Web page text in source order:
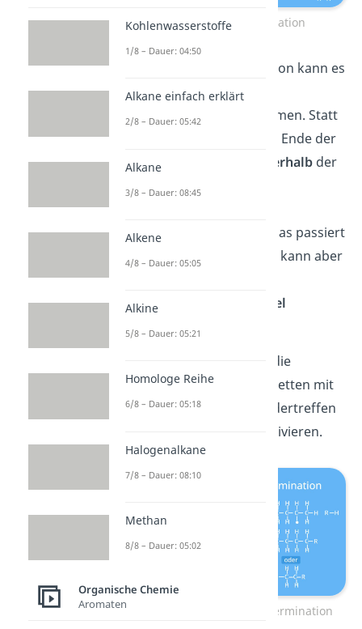
Invitation und Propagation
Im Verlaufe der Propagation kann es
zum dritten Schritt, der
Kettenübertragung
kommen. Statt
an das aktive Zentrum am Ende der
Kette zu binden, wird
innerhalb der
Kette ein aktives Zentrum
Verzweigungen kommt. Das passiert
häufig als Nebenreaktion, kann aber
Kettenübertragungsmittel
herbeigeführt werden.
Im letzten Schritt erfolgt die
Termination, wenn zwei Ketten mit
aktiven Zentren aufeinandertreffen
und ihre Zentren so deaktivieren.
Kettenübertragung und Termination
Kohlenwasserstoffe
1/8 – Dauer: 04:50
Alkane einfach erklärt
2/8 – Dauer: 05:42
Alkane
3/8 – Dauer: 08:45
Alkene
4/8 – Dauer: 05:05
Alkine
5/8 – Dauer: 05:21
Homologe Reihe
6/8 – Dauer: 05:18
Halogenalkane
7/8 – Dauer: 08:10
Methan
8/8 – Dauer: 05:02
Organische Chemie
Aromaten